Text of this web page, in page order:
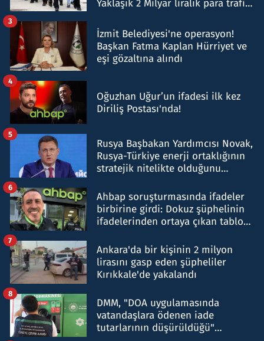
Yaklaşık 2 Milyar liralık para trafiği
İzmit Belediyesi'ne operasyon!
Başkan Fatma Kaplan Hürriyet ve
eşi gözaltına alındı
3
Oğuzhan Uğur’un ifadesi ilk kez
Diriliş Postası'nda!
4
Rusya Başbakan Yardımcısı Novak,
Rusya-Türkiye enerji ortaklığının
stratejik nitelikte olduğunu
5
Ahbap soruşturmasında ifadeler
birbirine girdi: Dokuz şüphelinin
ifadelerinden ortaya çıkan tablo
6
Ankara'da bir kişinin 2 milyon
lirasını gasp eden şüpheliler
Kırıkkale'de yakalandı
7
DMM, "DOA uygulamasında
vatandaşlara ödenen iade
tutarlarının düşürüldüğü"
8